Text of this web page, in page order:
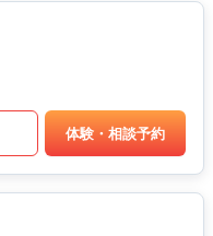
体験・相談予約